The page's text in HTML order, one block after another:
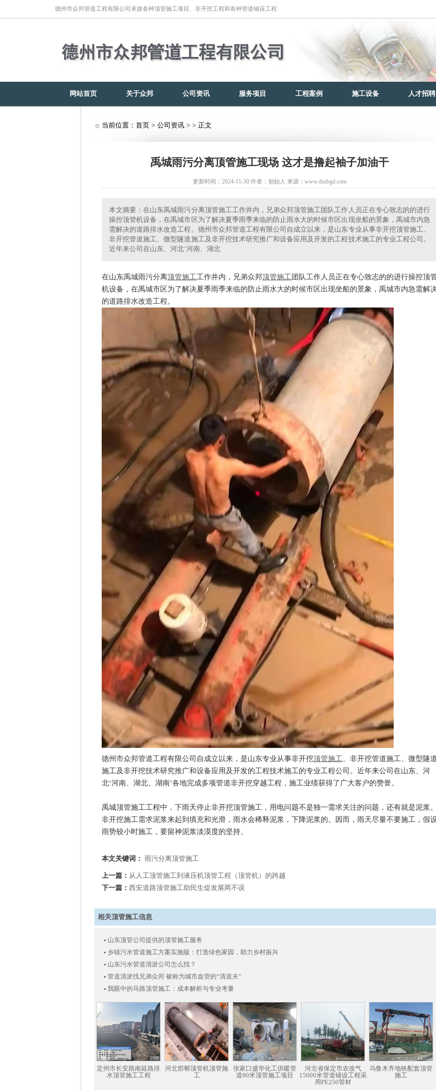
德州市众邦管道工程有限公司承接各种顶管施工项目、非开挖工程和各种管道铺设工程
网站首页 关于众邦 公司资讯 服务项目 工程案例 施工设备 人才招聘
当前位置： 首页 > 公司资讯 > > 正文
禹城雨污分离顶管施工现场 这才是撸起袖子加油干
更新时间：2024-11-30 作者：创始人 来源：www.dzzbgd.com
本文摘要：在山东禹城雨污分离顶管施工工作井内，兄弟众邦顶管施工团队工作人员正在专心致志的的进行
操控顶管机设备，在禹城市区为了解决夏季雨季来临的防止雨水大的时候市区出现坐船的景象，禹城市内急
需解决的道路排水改造工程。德州市众邦管道工程有限公司自成立以来，是山东专业从事非开挖顶管施工、
非开挖管道施工、微型隧道施工及非开挖技术研究推广和设备应用及开发的工程技术施工的专业工程公司。
近年来公司在山东、河北‘河南、湖北
在山东禹城雨污分离顶管施工工作井内，兄弟众邦顶管施工 团队工作人员正在专心致志的的进行操控顶
机设备，在禹城市区为了解决夏季雨季来临的防止雨水大的时候市区出现坐船的景象，禹城市内急需解
的道路排水改造工程。
德州市众邦管道工程有限公司自成立以来，是山东专业从事非开挖顶管施工
、非开挖管道施工、微型隧
施工及非开挖技术研究推广和设备应用及开发的工程技术施工的专业工程公司。近年来公司在山东、河
北‘河南、湖北、湖南’各地完成多项管道非开挖穿越工程，施工业绩获得了广大客户的赞誉。
禹城顶管施工工程中，下雨天停止非开挖顶管施工，用电问题不是独一需求关注的问题，还有就是泥浆。
非开挖施工需求泥浆来起到填充和光滑，雨水会稀释泥浆，下降泥浆的。因而，雨天尽量不要施工，假
雨势较小时施工，要留神泥浆淡漠度的坚持。
本文关键词： 雨污分离顶管施工
上一篇： 从人工顶管施工到液压机顶管工程（顶管机）的跨越
下一篇： 西安道路顶管施工助民生促发展两不误
相关顶管施工信息
山东顶管公司提供的顶管施工服务
乡镇污水管道施工方案实施版：打造绿色家园，助力乡村振兴
山东污水管道清淤公司怎么找？
管道清淤找兄弟众邦 被称为城市血管的“清道夫”
我眼中的马路顶管施工：成本解析与专业考量
定州市长安路南延路排
水顶管施工工程
河北邯郸顶管机顶管施
工
张家口盛华化工供暖管
道90米顶管施工项目
河北省保定市农改气
15000米管道铺设工程采
用PE250管材
乌鲁木齐地铁配套顶管
施工